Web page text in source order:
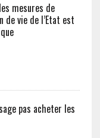
mesures de
vie de l’Etat est
pas acheter les